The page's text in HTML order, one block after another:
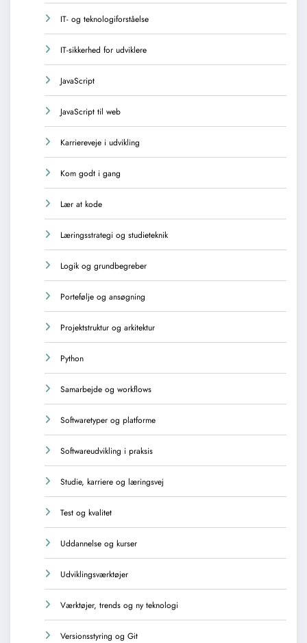
IT- og teknologiforståelse
IT-sikkerhed for udviklere
JavaScript
JavaScript til web
Karriereveje i udvikling
Kom godt i gang
Lær at kode
Læringsstrategi og studieteknik
Logik og grundbegreber
Portefølje og ansøgning
Projektstruktur og arkitektur
Python
Samarbejde og workflows
Softwaretyper og platforme
Softwareudvikling i praksis
Studie, karriere og læringsvej
Test og kvalitet
Uddannelse og kurser
Udviklingsværktøjer
Værktøjer, trends og ny teknologi
Versionsstyring og Git